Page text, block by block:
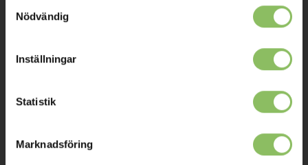
Nödvändig
Inställningar
Statistik
Marknadsföring
Prisgaranti
Ulvsundavägen 174,